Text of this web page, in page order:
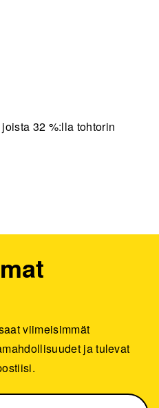
32 %:lla tohtorin
viimeisimmät
ja tulevat